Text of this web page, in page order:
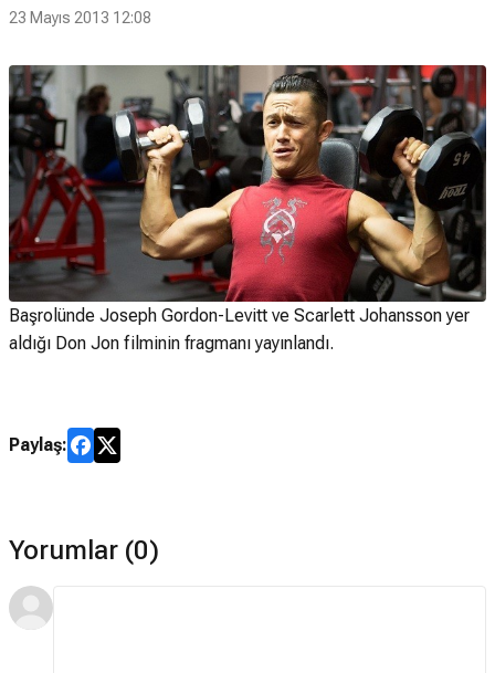
23 Mayıs 2013 12:08
Başrolünde Joseph Gordon-Levitt ve Scarlett Johansson yer
aldığı Don Jon filminin fragmanı yayınlandı.
Paylaş:
Yorumlar (0)